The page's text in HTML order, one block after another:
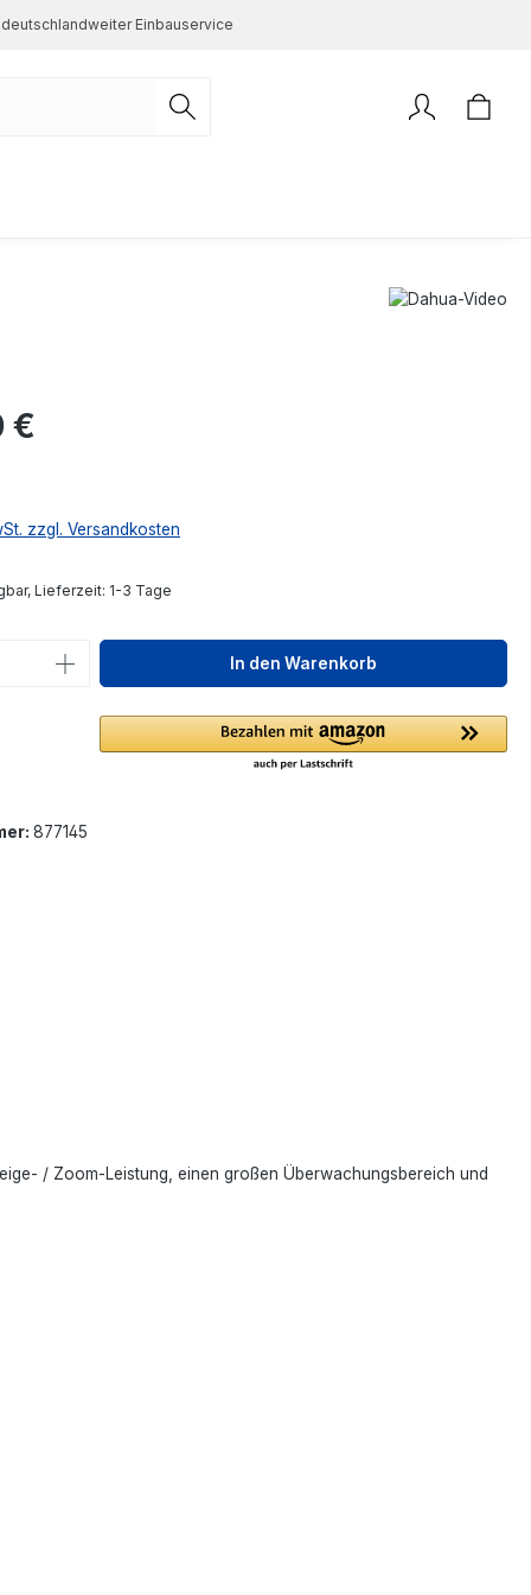
deutschlandweiter Einbauservice
€
zzgl. Versandkosten
Lieferzeit: 1-3 Tage
Gib den gewünschten Wert
In den Warenkorb
877145
/ Zoom-Leistung, einen großen Überwachungsbereich und